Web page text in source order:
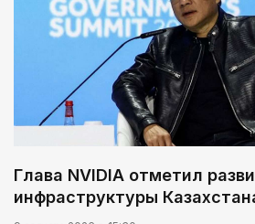
Глава NVIDIA отметил
инфраструктуры